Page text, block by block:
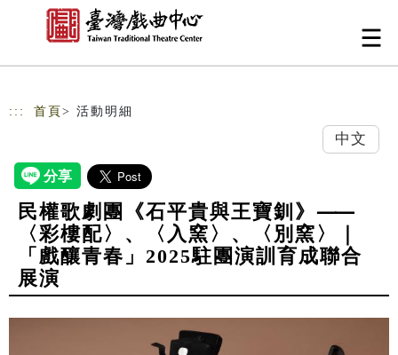
跳到主要內容
網站導覽
::: 首頁 > 活動明細
中文
民權歌劇團《石平貴與王寶釧》⸺
〈彩樓配〉、〈入窯〉、〈別窯〉｜
「戲釀青春」2025駐團演訓育成聯合
展演